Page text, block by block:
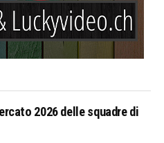
2026 delle squadre di